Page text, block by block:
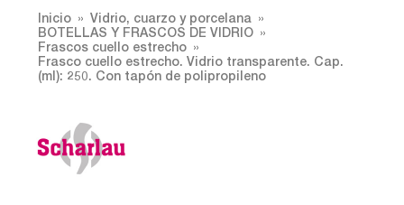
Inicio
Vidrio, cuarzo y porcelana
BOTELLAS Y FRASCOS DE VIDRIO
Frascos cuello estrecho
Frasco cuello estrecho. Vidrio transparente. Cap.
(ml): 250. Con tapón de polipropileno